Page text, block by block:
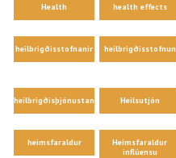
Health health effects
heilbrigðisstofnanir heilbrigðisstofnun
heilbrigðisþjónustan Heilsutjón
heimsfaraldur
Heimsfaraldur
inflúensu